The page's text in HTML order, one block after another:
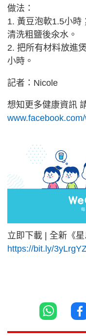
做法：
1. 黃豆泡軟1.5小時
清洗粗鹽後氽水。
2. 把所有材料放進
小時。
記者：Nicole
想知更多健康資訊
立即下載 | 全新《星
https://bit.ly/